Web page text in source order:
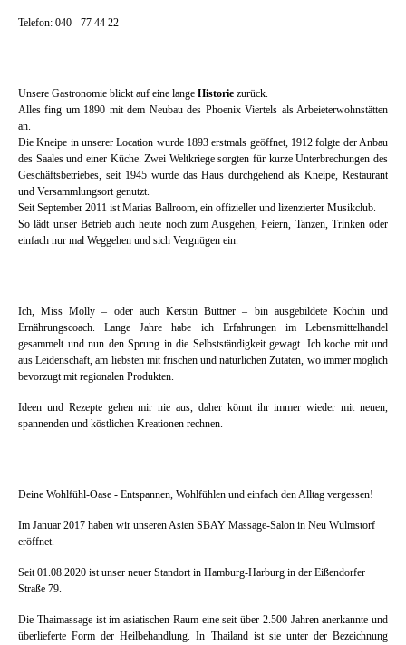
Telefon: 040 - 77 44 22
Unsere Gastronomie blickt auf eine lange Historie zurück.
Alles fing um 1890 mit dem Neubau des Phoenix Viertels als Arbeieterwohnstätten
an.
Die Kneipe in unserer Location wurde 1893 erstmals geöffnet, 1912 folgte der Anbau
des Saales und einer Küche. Zwei Weltkriege sorgten für kurze Unterbrechungen des
Geschäftsbetriebes, seit 1945 wurde das Haus durchgehend als Kneipe, Restaurant
und Versammlungsort genutzt.
Seit September 2011 ist Marias Ballroom, ein offizieller und lizenzierter Musikclub.
So lädt unser Betrieb auch heute noch zum Ausgehen, Feiern, Tanzen, Trinken oder
einfach nur mal Weggehen und sich Vergnügen ein.
Ich, Miss Molly – oder auch Kerstin Büttner – bin ausgebildete Köchin und
Ernährungscoach. Lange Jahre habe ich Erfahrungen im Lebensmittelhandel
gesammelt und nun den Sprung in die Selbstständigkeit gewagt. Ich koche mit und
aus Leidenschaft, am liebsten mit frischen und natürlichen Zutaten, wo immer möglich
bevorzugt mit regionalen Produkten.
Ideen und Rezepte gehen mir nie aus, daher könnt ihr immer wieder mit neuen,
spannenden und köstlichen Kreationen rechnen.
Deine Wohlfühl-Oase - Entspannen, Wohlfühlen und einfach den Alltag vergessen!
Im Januar 2017 haben wir unseren Asien SBAY Massage-Salon in Neu Wulmstorf
eröffnet.
Seit 01.08.2020 ist unser neuer Standort in Hamburg-Harburg in der Eißendorfer
Straße 79.
Die Thaimassage ist im asiatischen Raum eine seit über 2.500 Jahren anerkannte und
überlieferte Form der Heilbehandlung. In Thailand ist sie unter der Bezeichnung